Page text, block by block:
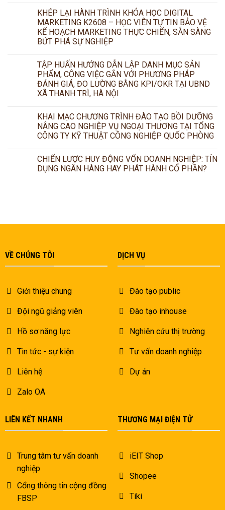
KHÉP LẠI HÀNH TRÌNH KHÓA HỌC DIGITAL
MARKETING K2608 – HỌC VIÊN TỰ TIN BẢO VỆ
KẾ HOẠCH MARKETING THỰC CHIẾN, SẴN SÀNG
BỨT PHÁ SỰ NGHIỆP
TẬP HUẤN HƯỚNG DẪN LẬP DANH MỤC SẢN
PHẨM, CÔNG VIỆC GẮN VỚI PHƯƠNG PHÁP
ĐÁNH GIÁ, ĐO LƯỜNG BẰNG KPI/OKR TẠI UBND
XÃ THANH TRÌ, HÀ NỘI
KHAI MẠC CHƯƠNG TRÌNH ĐÀO TẠO BỒI DƯỠNG
NÂNG CAO NGHIỆP VỤ NGOẠI THƯƠNG TẠI TỔNG
CÔNG TY KỸ THUẬT CÔNG NGHIỆP QUỐC PHÒNG
CHIẾN LƯỢC HUY ĐỘNG VỐN DOANH NGHIỆP: TÍN
DỤNG NGÂN HÀNG HAY PHÁT HÀNH CỔ PHẦN?
VỀ CHÚNG TÔI
Giới thiệu chung
Đội ngũ giảng viên
Hồ sơ năng lực
Tin tức - sự kiện
Liên hệ
Zalo OA
DỊCH VỤ
Đào tạo public
Đào tạo inhouse
Nghiên cứu thị trường
Tư vấn doanh nghiệp
Dự án
LIÊN KẾT NHANH
Trung tâm tư vấn doanh
nghiệp
Cổng thông tin cộng đồng
FBSP
THƯƠNG MẠI ĐIỆN TỬ
iEIT Shop
Shopee
Tiki